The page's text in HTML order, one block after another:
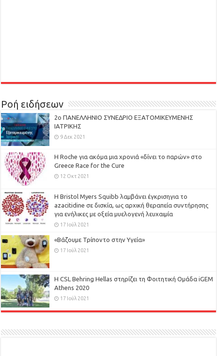
Ροή ειδήσεων
2ο ΠΑΝΕΛΛΗΝΙΟ ΣΥΝΕΔΡΙΟ ΕΞΑΤΟΜΙΚΕΥΜΕΝΗΣ
ΙΑΤΡΙΚΗΣ
9 Δεκ 2021
H Roche για ακόμα μια χρονιά «δίνει το παρών» στο
Greece Race for the Cure
12 Οκτ 2021
Η Bristol Myers Squibb λαμβάνει έγκρισηγια το
azacitidine σε δισκία, ως αρχική θεραπεία συντήρησης
για ενήλικες με οξεία μυελογενή λευχαιμία
17 Ιούλ 2021
«Βάζουμε Τρίποντο στην Υγεία»
17 Ιούλ 2021
H CSL Behring Hellas στηρίζει τη Φοιτητική Ομάδα iGEM
Athens 2020
17 Ιούλ 2021